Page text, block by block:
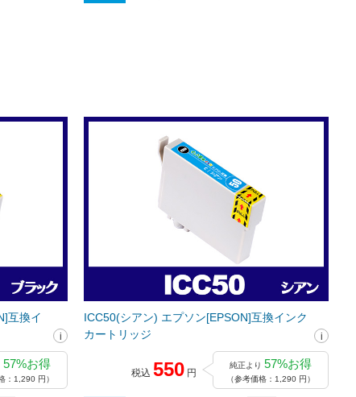
互換イ
57%お得
：1,290 円）
ICC50(シアン) エプソン[EPSON]互換インク
カートリッジ
税込 550 円
純正より 57%お得
（参考価格：1,290 円）